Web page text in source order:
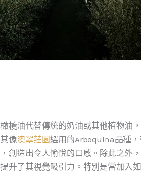
欖油代替傳統的奶油或其他植物油
像澳翠莊園選用的Arbequina品種
創造出令人愉悅的口感。除此之外
升了其視覺吸引力。特別是當加入